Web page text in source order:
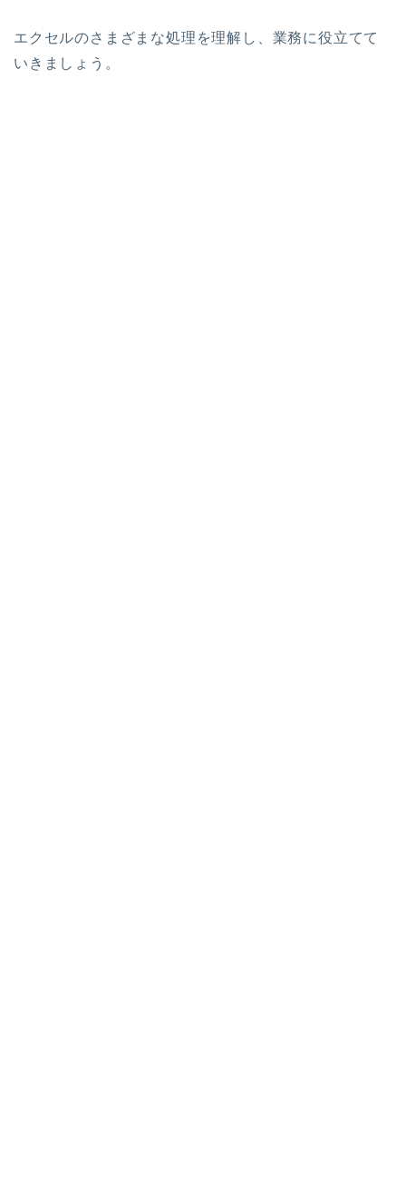
エクセルのさまざまな処理を理解し、業務に役立てて
いきましょう。